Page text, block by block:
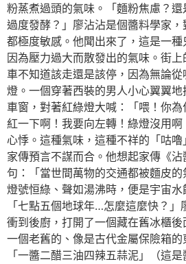
粉蒸煮過頭的氣味。「麵粉焦慮？還
過度發酵？」廖沾沾是個醬料學家
都極度敏感。他聞出來了，這是一
因為壓力過大而散發出的氣味。街
車不知道該走還是該停，因為無論
燈。一個穿著西裝的男人小心翼翼
車窗，對著紅綠燈大喊：「喂！你
紅一下啊！我要向左轉！綠燈沒用
心悸。這種氣味，這種不祥的「咕
家傳預言不謀而合。他想起家傳《
句：「當世間萬物的交通都被麵皮的
燈號恒綠、聲如湯沸時，便是宇宙水
「七點五個地球年…怎麼這麼快？」
衝到後廚，打開了一個藏在舊冰櫃
一個老舊的、像是古代金屬保險箱的
「一醬二醋三油四辣五蒜泥」（這